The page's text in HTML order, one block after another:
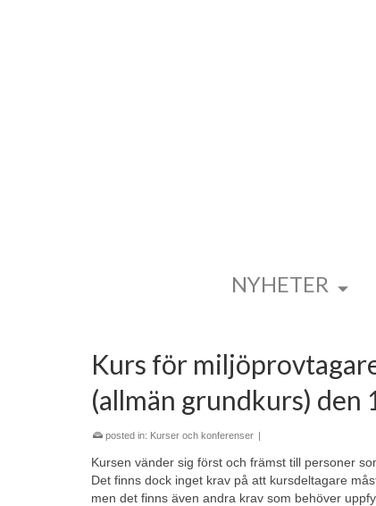
NYHETER
Kurs för
(allmän grundkurs) den
posted in: Kurser och konferenser |
Kursen vänder sig först och främst till personer
Det finns dock inget krav på att kursdeltagare
men det finns även andra krav som behöver